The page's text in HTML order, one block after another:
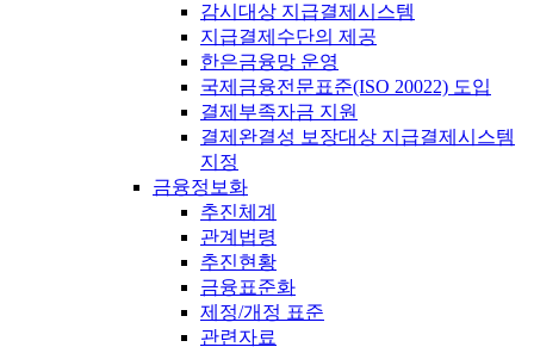
감시대상 지급결제시스템
지급결제수단의 제공
한은금융망 운영
국제금융전문표준(ISO 20022) 도입
결제부족자금 지원
결제완결성 보장대상 지급결제시스템
지정
금융정보화
추진체계
관계법령
추진현황
금융표준화
제정/개정 표준
관련자료